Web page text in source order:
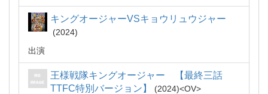
キングオージャーVSキョウリュウジャー
2024
出演
王様戦隊キングオージャー 【最終三話
TTFC特別バージョン】
2024
OV